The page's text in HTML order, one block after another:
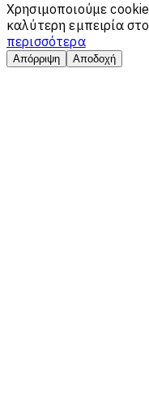
Χρησιμοποιούμε
καλύτερη εμπειρία
περισσότερα
Απόρριψη Αποδοχή